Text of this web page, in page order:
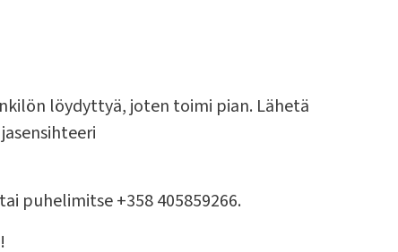
löydyttyä, joten toimi pian. Lähetä
puhelimitse +358 405859266.